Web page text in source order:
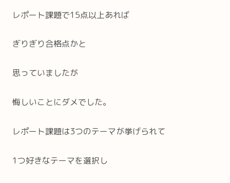
レポート課題で15点以上あれば
ぎりぎり合格点かと
思っていましたが
悔しいことにダメでした。
レポート課題は3つのテーマが挙げられて
1つ好きなテーマを選択し